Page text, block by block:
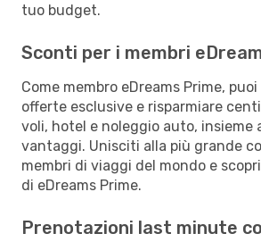
tuo budget.
Sconti per i membri
Come membro eDreams Prime,
offerte esclusive e risparmiare
voli, hotel e noleggio auto, insieme
vantaggi. Unisciti alla più grande
membri di viaggi del mondo e
di eDreams Prime.
Prenotazioni last minute